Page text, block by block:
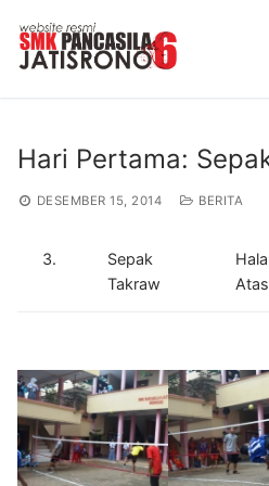
konten
Hari Pertama:
DESEMBER 15, 2014 BERITA
3.
Sepak
Takraw
Atas